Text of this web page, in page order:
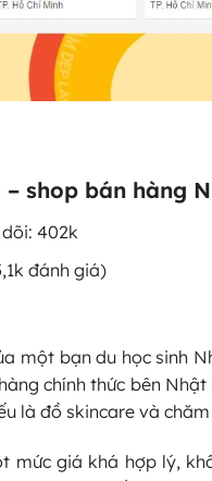
– shop bán hàng
402k
đánh giá)
một bạn du học sinh
chính thức bên
là đồ skincare và
mức giá khá hợp lý,